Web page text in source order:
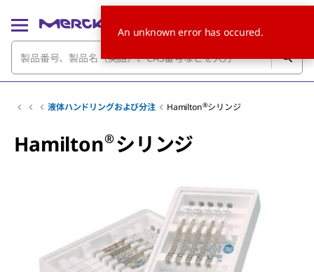
液体ハンドリングおよび分注 Hamilton®シリンジ
Hamilton®シリンジ
An unknown error has occured.